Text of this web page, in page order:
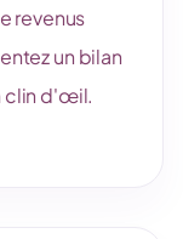
revenus
un bilan
clin d'œil.